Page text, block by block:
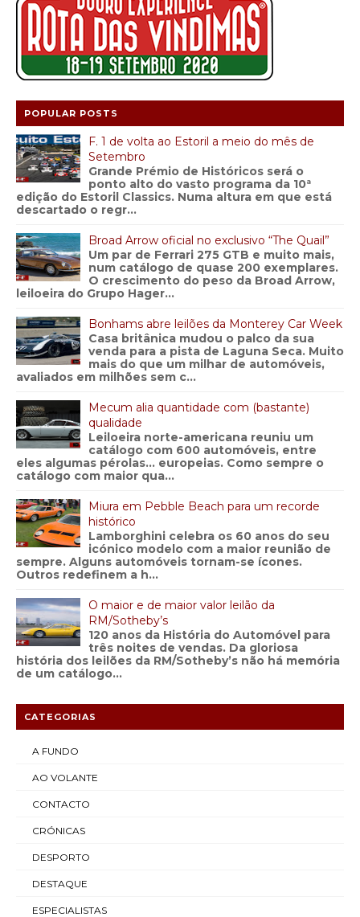
POPULAR POSTS
F. 1 de volta ao Estoril a meio do mês de
Setembro
Grande Prémio de Históricos será o
ponto alto do vasto programa da 10ª
edição do Estoril Classics. Numa altura em que está
descartado o regr...
Broad Arrow oficial no exclusivo “The Quail”
Um par de Ferrari 275 GTB e muito mais,
num catálogo de quase 200 exemplares.
O crescimento do peso da Broad Arrow,
leiloeira do Grupo Hager...
Bonhams abre leilões da Monterey Car Week
Casa britânica mudou o palco da sua
venda para a pista de Laguna Seca. Muito
mais do que um milhar de automóveis,
avaliados em milhões sem c...
Mecum alia quantidade com (bastante)
qualidade
Leiloeira norte-americana reuniu um
catálogo com 600 automóveis, entre
eles algumas pérolas… europeias. Como sempre o
catálogo com maior qua...
Miura em Pebble Beach para um recorde
histórico
Lamborghini celebra os 60 anos do seu
icónico modelo com a maior reunião de
sempre. Alguns automóveis tornam-se ícones.
Outros redefinem a h...
O maior e de maior valor leilão da
RM/Sotheby’s
120 anos da História do Automóvel para
três noites de vendas. Da gloriosa
história dos leilões da RM/Sotheby’s não há memória
de um catálogo...
CATEGORIAS
A FUNDO
AO VOLANTE
CONTACTO
CRÓNICAS
DESPORTO
DESTAQUE
ESPECIALISTAS